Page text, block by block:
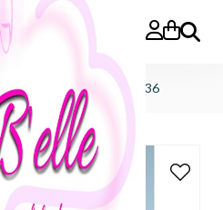
Zoeken
gelpolish 7ml >Gelpolish 136